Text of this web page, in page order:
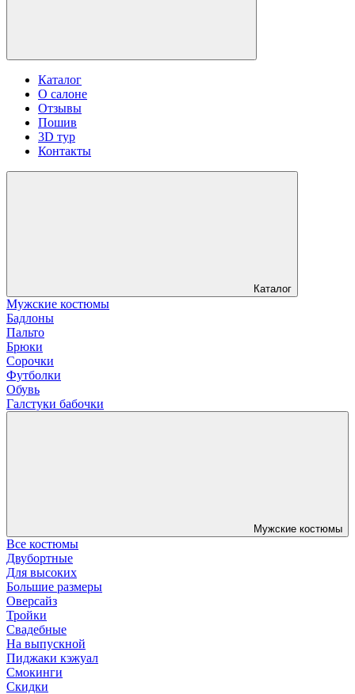
Каталог
О салоне
Отзывы
Пошив
3D тур
Контакты
Каталог
Мужские костюмы
Бадлоны
Пальто
Брюки
Сорочки
Футболки
Обувь
Галстуки бабочки
Мужские костюмы
Все костюмы
Двубортные
Для высоких
Большие размеры
Оверсайз
Тройки
Свадебные
На выпускной
Пиджаки кэжуал
Смокинги
Скидки